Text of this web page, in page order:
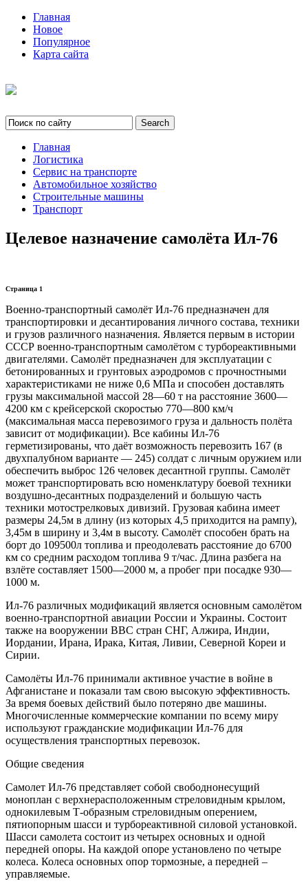
Главная
Новое
Популярное
Карта сайта
Главная
Логистика
Сервис на транспорте
Автомобильное хозяйство
Строительные машины
Транспорт
Целевое назначение самолёта Ил-76
Страница 1
Военно-транспортный самолёт Ил-76 предназначен для
транспортировки и десантирования личного состава, техники
и грузов различного назначения. Является первым в истории
СССР военно-транспортным самолётом с турбореактивными
двигателями. Самолёт предназначен для эксплуатации с
бетонированных и грунтовых аэродромов с прочностными
характеристиками не ниже 0,6 МПа и способен доставлять
грузы максимальной массой 28—60 т на расстояние 3600—
4200 км с крейсерской скоростью 770—800 км/ч
(максимальная масса перевозимого груза и дальность полёта
зависит от модификации). Все кабины Ил-76
герметизированы, что даёт возможность перевозить 167 (в
двухпалубном варианте — 245) солдат с личным оружием или
обеспечить выброс 126 человек десантной группы. Самолёт
может транспортировать всю номенклатуру боевой техники
воздушно-десантных подразделений и большую часть
техники мотострелковых дивизий. Грузовая кабина имеет
размеры 24,5м в длину (из которых 4,5 приходится на рампу),
3,45м в ширину и 3,4м в высоту. Самолёт способен брать на
борт до 109500л топлива и преодолевать расстояние до 6700
км со средним расходом топлива 9 т/час. Длина разбега на
взлёте составляет 1500—2000 м, а пробег при посадке 930—
1000 м.
Ил-76 различных модификаций является основным самолётом
военно-транспортной авиации России и Украины. Состоит
также на вооружении ВВС стран СНГ, Алжира, Индии,
Иордании, Ирана, Ирака, Китая, Ливии, Северной Кореи и
Сирии.
Самолёты Ил-76 принимали активное участие в войне в
Афганистане и показали там свою высокую эффективность.
За время боевых действий было потеряно две машины.
Многочисленные коммерческие компании по всему миру
используют гражданские модификации Ил-76 для
осуществления транспортных перевозок.
Общие сведения
Самолет Ил-76 представляет собой свободнонесущий
моноплан с верхнерасположенным стреловидным крылом,
однокилевым Т-образным стреловидным оперением,
пятиопорным шасси и турбореактивной силовой установкой.
Шасси самолета состоит из четырех основных и одной
передней опоры. На каждой опоре установлено по четыре
колеса. Колеса основных опор тормозные, а передней –
управляемые.